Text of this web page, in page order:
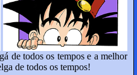
de todos os tempos e a melhor
de todos os tempos!